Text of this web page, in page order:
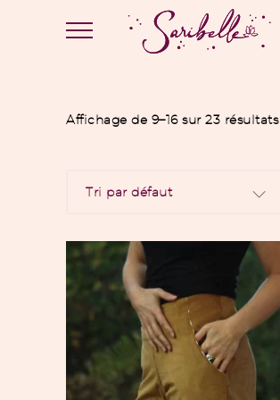
Affichage de 9–16 sur 23 résultats
Tri par défaut
Choix des options